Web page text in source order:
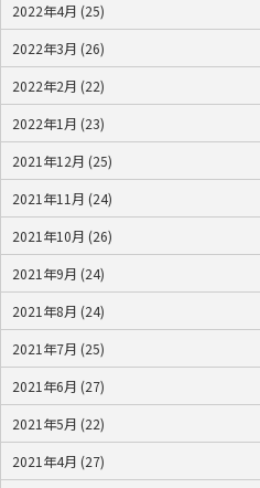
2022年4月 (25)
2022年3月 (26)
2022年2月 (22)
2022年1月 (23)
2021年12月 (25)
2021年11月 (24)
2021年10月 (26)
2021年9月 (24)
2021年8月 (24)
2021年7月 (25)
2021年6月 (27)
2021年5月 (22)
2021年4月 (27)